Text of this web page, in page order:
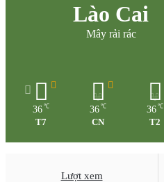
Lào Cai
Mây rải rác
36 ℃
T7
36 ℃
CN
36 ℃
T2
Lượt xem